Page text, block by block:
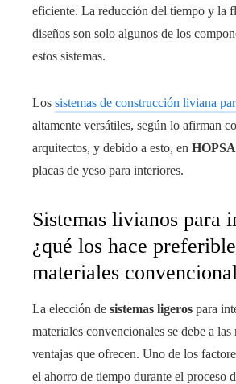
eficiente. La reducción del tiempo y la
diseños son solo algunos de los
estos sistemas.
Los sistemas de construcción liviana
altamente versátiles, según lo afirman
arquitectos, y debido a esto, en HOPSA
placas de yeso para interiores.
Sistemas livianos para
¿qué los hace
materiales
La elección de sistemas ligeros para
materiales convencionales se debe a las
ventajas que ofrecen. Uno de los
el ahorro de tiempo durante el proceso